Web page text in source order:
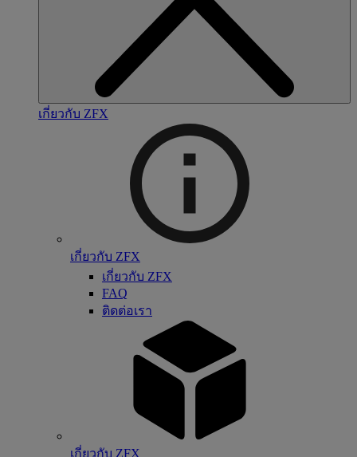
เกี่ยวกับ ZFX
เกี่ยวกับ ZFX
เกี่ยวกับ ZFX
FAQ
ติดต่อเรา
เกี่ยวกับ ZFX